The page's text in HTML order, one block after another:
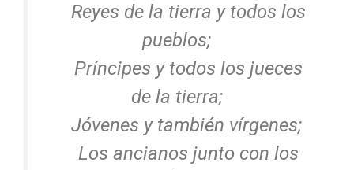
Reyes de la tierra y todos los
pueblos;
Príncipes y todos los jueces
de la tierra;
Jóvenes y también vírgenes;
Los ancianos junto con los